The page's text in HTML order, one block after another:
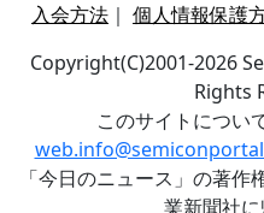
入会方法 ｜ 個人情報保護
Copyright(C)2001-2026
Rights
このサイトについ
「今日のニュース」の著
業新聞社に